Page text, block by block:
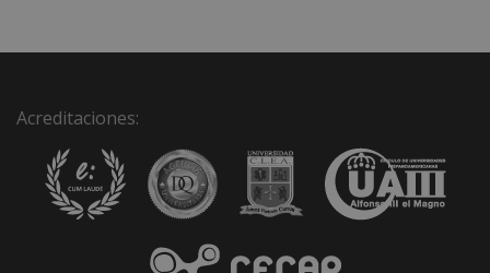
Acreditaciones: